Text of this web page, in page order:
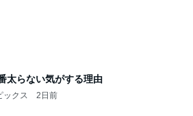
太らない気がする理由
ックス 2日前